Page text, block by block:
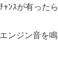
ﾝｽが有った
ンジン音を